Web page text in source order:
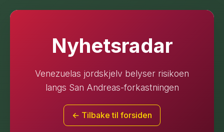
Nyhetsradar
Venezuelas jordskjelv belyser risikoen
langs San Andreas-forkastningen
← Tilbake til forsiden